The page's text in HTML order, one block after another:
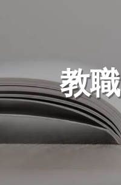
教